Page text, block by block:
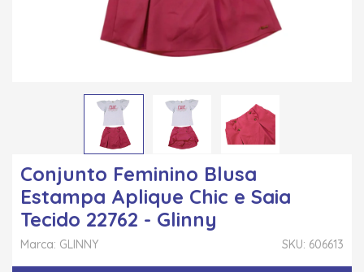
Conjunto Feminino Blusa
Estampa Aplique Chic e Saia
Tecido 22762 - Glinny
SKU: 606613
Marca: GLINNY